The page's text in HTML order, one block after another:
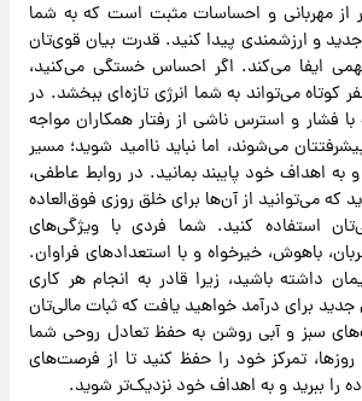
از مهربانی و احساسات مثبت است که به شما
و ارزشمندی پیدا کنید. قدرت بیان قوی‌تان
ایفا می‌کند. اگر احساس خستگی می‌کنید،
کوتاه می‌تواند به شما انرژی تازه‌ای ببخشد. در
فشار و استرس ناشی از رفتار همکاران مواجه
می‌شوند، اما نباید ناامید شوید؛ مسیر
اهداف خود پایبند بمانید. در روابط عاطفی،
که می‌توانید از آن‌ها برای خلق روزی فوق‌العاده
استفاده کنید. شما فردی با ویژگی‌های
باهوش، خیرخواه و با استعدادهای فراوان.
داشته باشید، زیرا قادر به انجام هر کاری
برای درآمد خواهید یافت که ثبات مالی‌تان
سبز و آبی روشن به حفظ تعادل روحی شما
تمرکز خود را حفظ کنید تا از فرصت‌های
را ببرید و به اهداف خود نزدیک‌تر شوید.